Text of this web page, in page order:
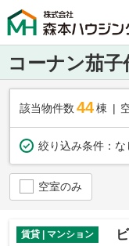
コーナン茄
該当物件数 44棟
絞り込み条件： な
空室のみ
賃貸 | マンション ビ